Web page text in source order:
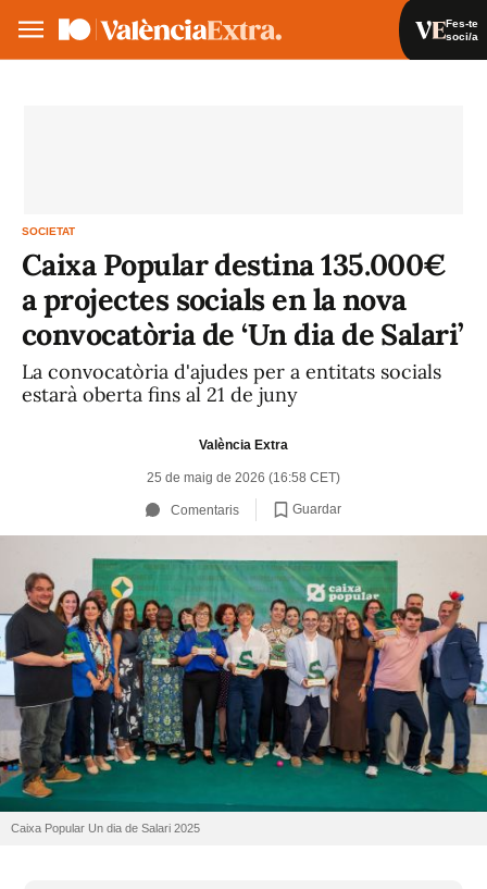
Fes-te
soci/a
SOCIETAT
Caixa Popular destina 135.000€
a projectes socials en la nova
convocatòria de ‘Un dia de Salari’
La convocatòria d'ajudes per a entitats socials
estarà oberta fins al 21 de juny
València Extra
25 de maig de 2026 (16:58 CET)
Comentaris Guardar
Caixa Popular Un dia de Salari 2025